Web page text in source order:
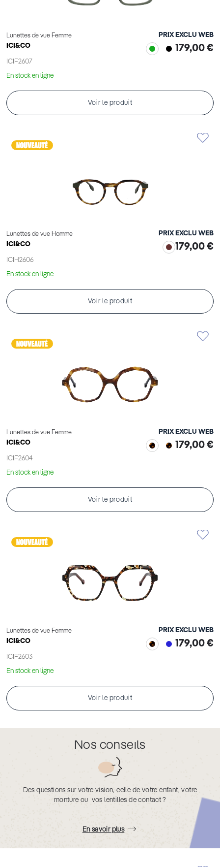
Lunettes de vue Femme
ICI&CO
ICIF2607
PRIX EXCLU WEB
179,00 €
En stock en ligne
Voir le produit
Lunettes de vue Homme
ICI&CO
ICIH2606
PRIX EXCLU WEB
179,00 €
En stock en ligne
Voir le produit
Lunettes de vue Femme
ICI&CO
ICIF2604
PRIX EXCLU WEB
179,00 €
En stock en ligne
Voir le produit
Lunettes de vue Femme
ICI&CO
ICIF2603
PRIX EXCLU WEB
179,00 €
En stock en ligne
Voir le produit
Nos conseils
Des questions sur votre vision, celle de votre enfant, votre
monture ou vos lentilles de contact ?
En savoir plus